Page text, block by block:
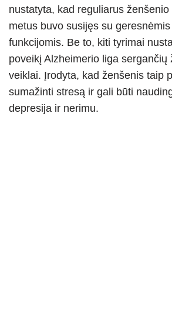
nustatyta, kad reguliarus
metus buvo susijęs su
funkcijomis. Be to, kiti tyrimai
poveikį Alzheimerio liga sergančių
veiklai. Įrodyta, kad ženšenis taip
sumažinti stresą ir gali būti
depresija ir nerimu.